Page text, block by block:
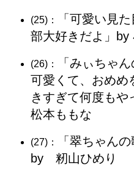
(25)：
「可愛い見
部大好きだよ」by
(26)：
「みぃちゃ
可愛くて、おめめ
きすぎて何度も
松本ももな
(27)：
「翠ちゃん
by 籾山ひめり